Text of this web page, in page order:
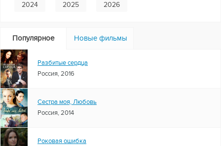
2024 2025 2026
Популярное Новые фильмы
Разбитые сердца
Россия, 2016
Сестра моя, Любовь
Россия, 2014
Роковая ошибка